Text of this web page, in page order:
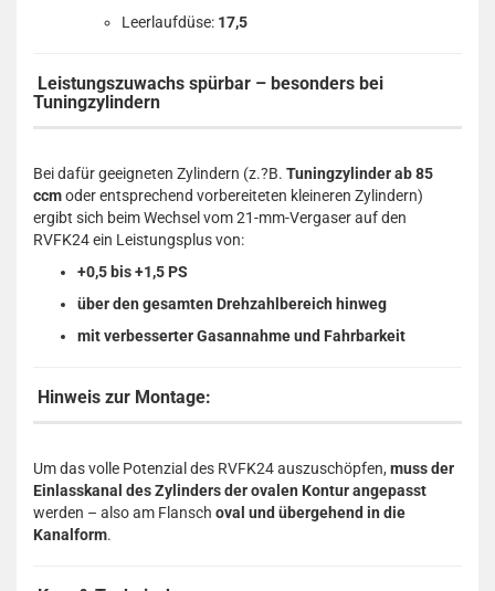
Leerlaufdüse: 17,5
Leistungszuwachs spürbar – besonders bei
Tuningzylindern
Bei dafür geeigneten Zylindern (z.?B. Tuningzylinder ab 85
ccmoder entsprechend vorbereiteten kleineren Zylindern)
ergibt sich beim Wechsel vom 21-mm-Vergaser auf den
RVFK24 ein Leistungsplus von:
+0,5 bis +1,5 PS
über den gesamten Drehzahlbereich hinweg
mit verbesserter Gasannahme und Fahrbarkeit
Hinweis zur Montage:
Um das volle Potenzial des RVFK24 auszuschöpfen, muss der
Einlasskanal des Zylinders der ovalen Kontur angepasst
werden – also am Flansch oval und übergehend in die
Kanalform.